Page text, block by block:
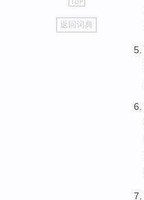
go
top
返回词典